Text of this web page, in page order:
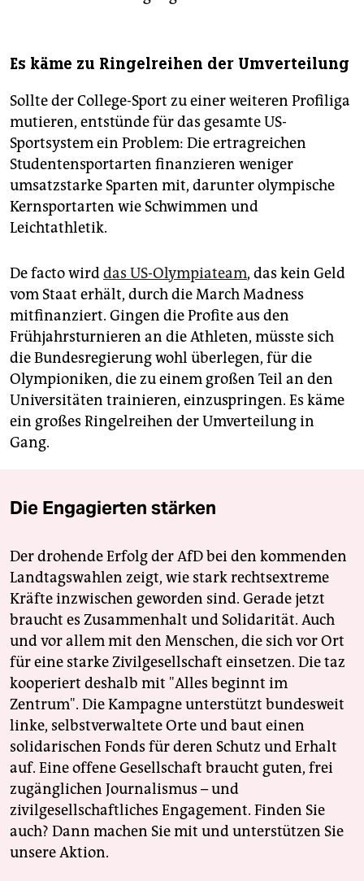
Es käme zu Ringelreihen der Umverteilung
Sollte der College-Sport zu einer weiteren Profiliga
mutieren, entstünde für das gesamte US-
Sportsystem ein Problem: Die ertragreichen
Studentensportarten finanzieren weniger
umsatzstarke Sparten mit, darunter olympische
Kernsportarten wie Schwimmen und
Leichtathletik.
De facto wirddas US-Olympiateam, das kein Geld
vom Staat erhält, durch die March Madness
mitfinanziert. Gingen die Profite aus den
Frühjahrsturnieren an die Athleten, müsste sich
die Bundesregierung wohl überlegen, für die
Olympioniken, die zu einem großen Teil an den
Universitäten trainieren, einzuspringen. Es käme
ein großes Ringelreihen der Umverteilung in
Gang.
Die Engagierten stärken
Der drohende Erfolg der AfD bei den kommenden
Landtagswahlen zeigt, wie stark rechtsextreme
Kräfte inzwischen geworden sind. Gerade jetzt
braucht es Zusammenhalt und Solidarität. Auch
und vor allem mit den Menschen, die sich vor Ort
für eine starke Zivilgesellschaft einsetzen. Die taz
kooperiert deshalb mit "Alles beginnt im
Zentrum". Die Kampagne unterstützt bundesweit
linke, selbstverwaltete Orte und baut einen
solidarischen Fonds für deren Schutz und Erhalt
auf. Eine offene Gesellschaft braucht guten, frei
zugänglichen Journalismus – und
zivilgesellschaftliches Engagement. Finden Sie
auch? Dann machen Sie mit und unterstützen Sie
unsere Aktion.